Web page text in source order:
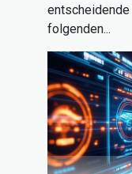
entscheidende
folgenden...